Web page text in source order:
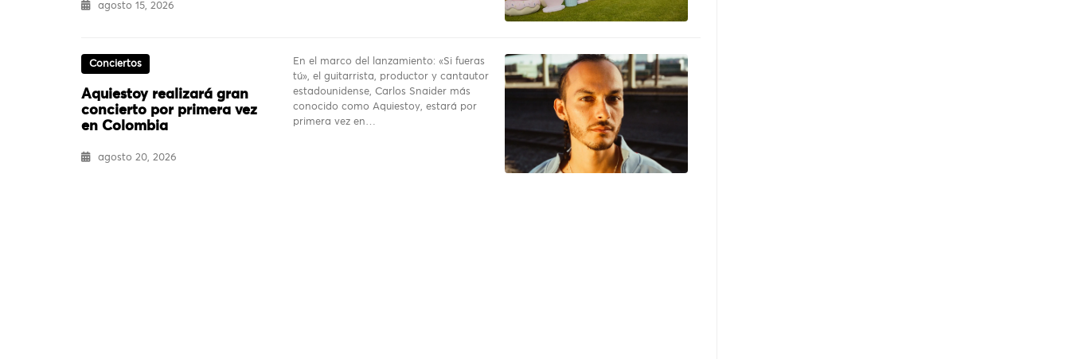
agosto 15, 2026
Conciertos
Aquiestoy realizará gran
concierto por primera vez
en Colombia
agosto 20, 2026
En el marco del lanzamiento: «Si fueras
tú», el guitarrista, productor y cantautor
estadounidense, Carlos Snaider más
conocido como Aquiestoy, estará por
primera vez en…